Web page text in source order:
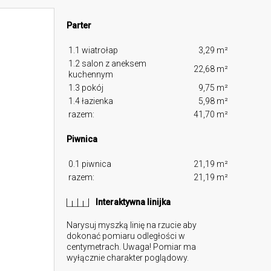
Parter
1.1 wiatrołap
3,29 m²
1.2 salon z aneksem
kuchennym
22,68 m²
1.3 pokój
9,75 m²
1.4 łazienka
5,98 m²
razem:
41,70 m²
Piwnica
0.1 piwnica
21,19 m²
razem:
21,19 m²
Interaktywna linijka
Narysuj myszką linię na rzucie aby
dokonać pomiaru odległości w
centymetrach. Uwaga! Pomiar ma
wyłącznie charakter poglądowy.